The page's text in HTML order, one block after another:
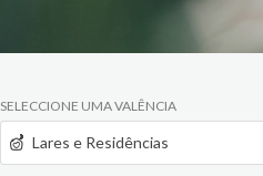
SELECCIONE UMA VALÊNCIA
Lares e Residências